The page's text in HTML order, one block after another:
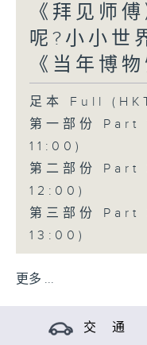
《拜见师
呢?小小世
《当年博物
足本 Full
第一部份
11:00)
第二部份
12:00)
第三部份
13:00)
更多 ...
交 通